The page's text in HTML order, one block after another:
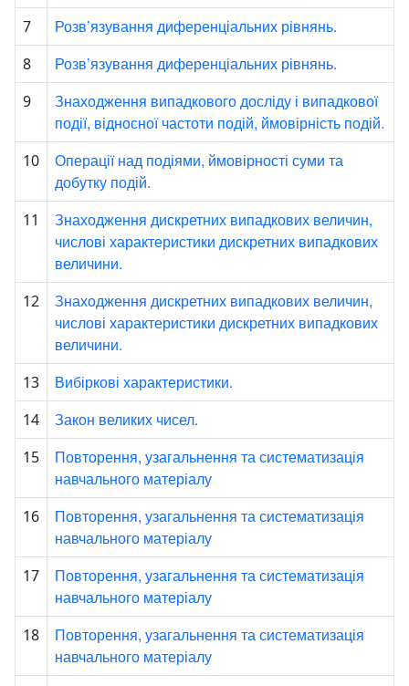
7 Розв’язування диференціальних рівнянь.
8 Розв’язування диференціальних рівнянь.
9
Знаходження випадкового досліду і випадкової
події, відносної частоти подій, ймовірність подій.
10
Операції над подіями, ймовірності суми та
добутку подій.
11
Знаходження дискретних випадкових величин,
числові характеристики дискретних випадкових
величини.
12
Знаходження дискретних випадкових величин,
числові характеристики дискретних випадкових
величини.
13 Вибіркові характеристики.
14 Закон великих чисел.
15
Повторення, узагальнення та систематизація
навчального матеріалу
16
Повторення, узагальнення та систематизація
навчального матеріалу
17
Повторення, узагальнення та систематизація
навчального матеріалу
18
Повторення, узагальнення та систематизація
навчального матеріалу